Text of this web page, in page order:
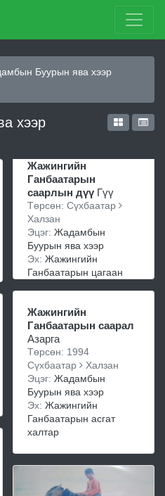
Буурын ява хээр
хээр
Жажингийн
Ганбаатарын
саарлын дүү Гүү
Төрсөн: Сүхбаатар
Халзан
Эцэг: Жадамбын
Буурын ява хээр
Эх: Жажингийн
Ганбаатарын цагаан
Жажингийн
Ганбаатарын саарал
Азарга
Төрсөн: 1994
Сүхбаатар
Халзан
Эцэг: Жадамбын
Буурын ява хээр
Эх: Жажингийн
Ганбаатарын асгат
халтар